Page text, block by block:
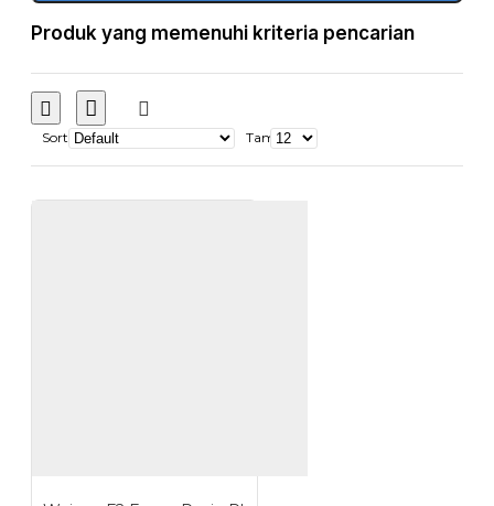
Produk yang memenuhi kriteria pencarian
Sort Tampilkan: